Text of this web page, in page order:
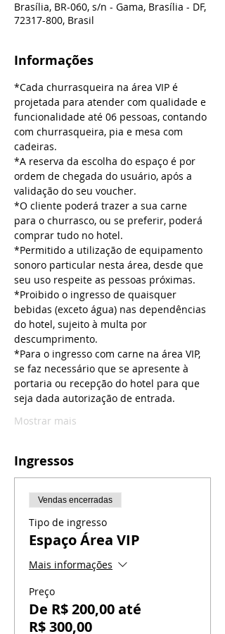
Brasília, BR-060, s/n - Gama, Brasília - DF,
72317-800, Brasil
Informações
*Cada churrasqueira na área VIP é
projetada para atender com qualidade e
funcionalidade até 06 pessoas, contando
com churrasqueira, pia e mesa com
cadeiras.
*A reserva da escolha do espaço é por
ordem de chegada do usuário, após a
validação do seu voucher.
*O cliente poderá trazer a sua carne
para o churrasco, ou se preferir, poderá
comprar tudo no hotel.
*Permitido a utilização de equipamento
sonoro particular nesta área, desde que
seu uso respeite as pessoas próximas.
*Proibido o ingresso de quaisquer
bebidas (exceto água) nas dependências
do hotel, sujeito à multa por
descumprimento.
*Para o ingresso com carne na área VIP,
se faz necessário que se apresente à
portaria ou recepção do hotel para que
seja dada autorização de entrada.
Mostrar mais
Ingressos
Vendas encerradas
Tipo de ingresso
Espaço Área VIP
Mais informações
Preço
De R$ 200,00 até
R$ 300,00